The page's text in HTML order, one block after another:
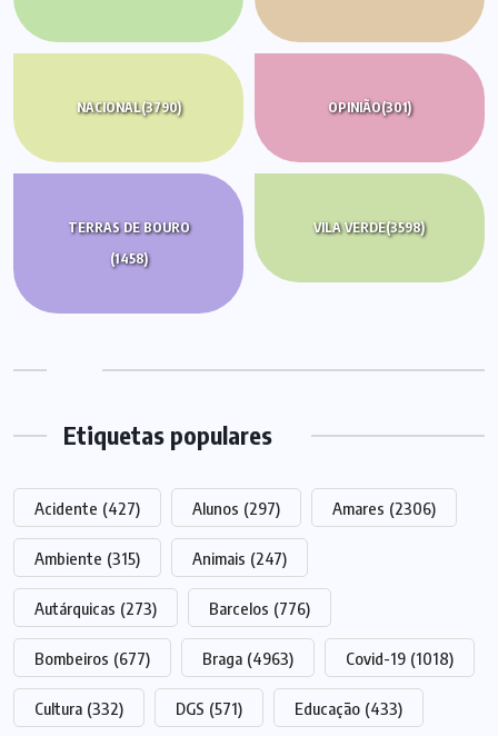
NACIONAL(3790) OPINIÃO(301)
TERRAS DE BOURO
(1458)
VILA VERDE(3598)
Etiquetas populares
Acidente (427) Alunos (297) Amares (2306)
Ambiente (315) Animais (247)
Autárquicas (273) Barcelos (776)
Bombeiros (677) Braga (4963) Covid-19 (1018)
Cultura (332) DGS (571) Educação (433)